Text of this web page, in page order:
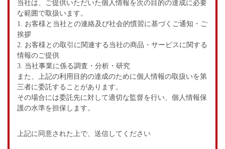
当社は、ご提供いただいた個人情報を次の目的の達成に必要
な範囲で取扱います。
1. お客様と当社との連絡及び社会的慣習に基づくご通知・ご
挨拶
2. お客様との取引に関連する当社の商品・サービスに関する
情報のご提供
3. 当社事業に係る調査・分析・研究
また、上記の利用目的の達成のために個人情報の取扱いを第
三者に委託することがあります。
その場合には委託先に対して適切な監督を行い、個人情報保
護の水準を担保します。
上記に同意された上で、送信してください